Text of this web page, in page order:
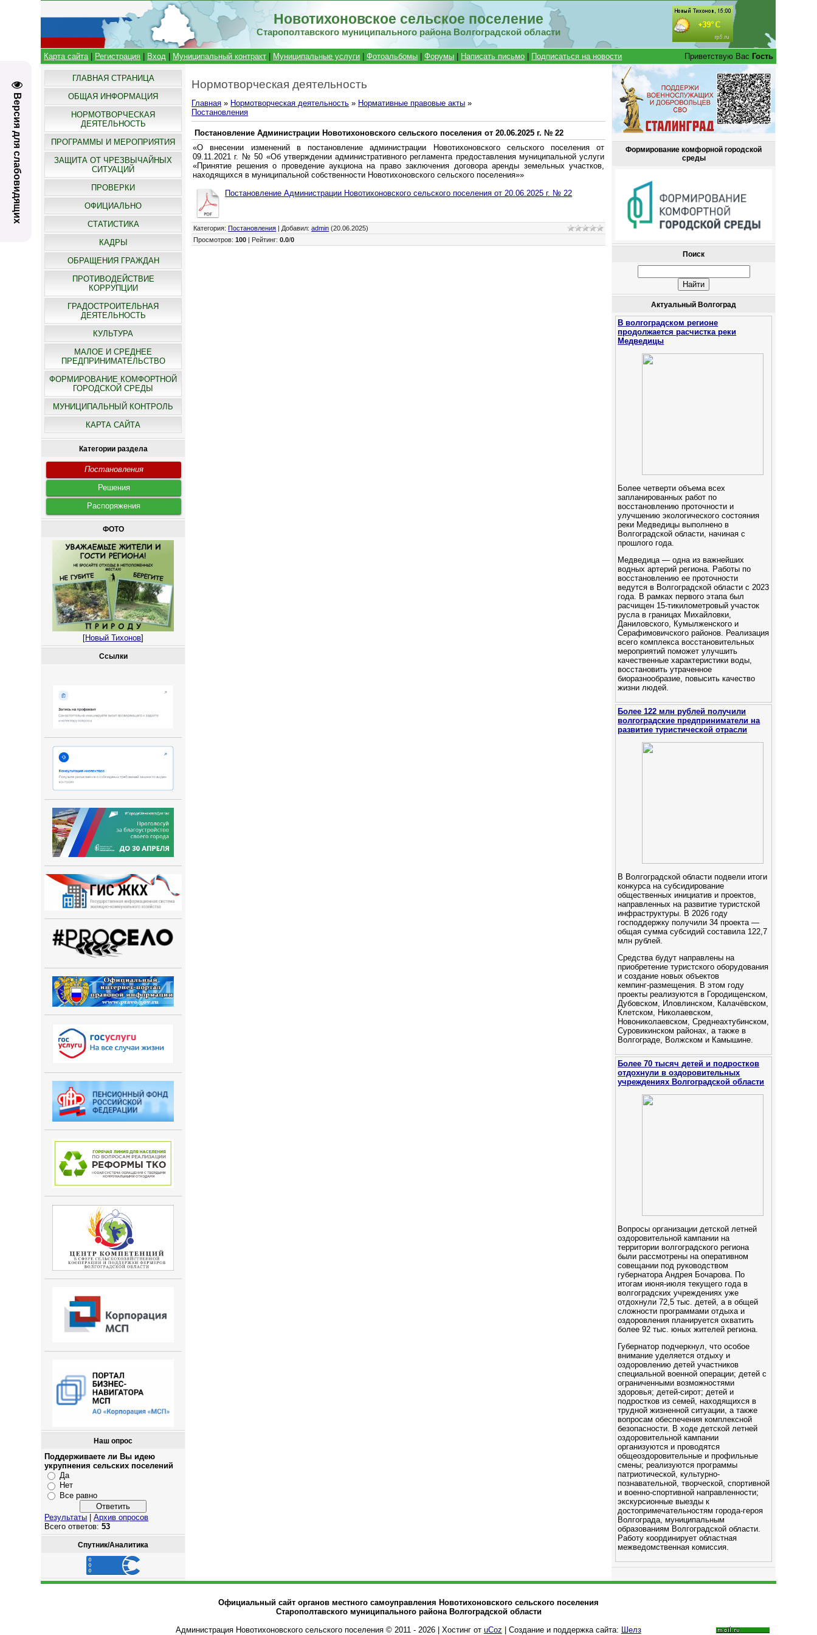
Версия для слабовидящих
Новотихоновское сельское поселение
Старополтавского муниципального района Волгоградской области
Карта сайта| Регистрация Вход Муниципальный контракт Муниципальные услуги |Фотоальбомы |Форумы Написать письмо Подписаться на новости Приветствую Вас Гость
ГЛАВНАЯ СТРАНИЦА
ОБЩАЯ ИНФОРМАЦИЯ
НОРМОТВОРЧЕСКАЯ
ДЕЯТЕЛЬНОСТЬ
ПРОГРАММЫ И МЕРОПРИЯТИЯ
ЗАЩИТА ОТ ЧРЕЗВЫЧАЙНЫХ
СИТУАЦИЙ
ПРОВЕРКИ
ОФИЦИАЛЬНО
СТАТИСТИКА
КАДРЫ
ОБРАЩЕНИЯ ГРАЖДАН
ПРОТИВОДЕЙСТВИЕ
КОРРУПЦИИ
ГРАДОСТРОИТЕЛЬНАЯ
ДЕЯТЕЛЬНОСТЬ
КУЛЬТУРА
МАЛОЕ И СРЕДНЕЕ
ПРЕДПРИНИМАТЕЛЬСТВО
ФОРМИРОВАНИЕ КОМФОРТНОЙ
ГОРОДСКОЙ СРЕДЫ
МУНИЦИПАЛЬНЫЙ КОНТРОЛЬ
КАРТА САЙТА
Категории раздела
Постановления
Решения
Распоряжения
ФОТО
[Новый Тихонов]
Ссылки
Наш опрос
Поддерживаете ли Вы идею
укрупнения сельских поселений
Да
Нет
Все равно
Результаты |Архив опросов
Всего ответов:53
Спутник/Аналитика
Нормотворческая деятельность
Главная » Нормотворческая деятельность » Нормативные правовые акты »
Постановления
Постановление Администрации Новотихоновского сельского поселения от 20.06.2025 г. № 22
«О внесении изменений в постановление администрации Новотихоновского сельского поселения от
09.11.2021 г. № 50 «Об утверждении административного регламента предоставления муниципальной услуги
«Принятие решения о проведение аукциона на право заключения договора аренды земельных участков,
находящихся в муниципальной собственности Новотихоновского сельского поселения»»
Постановление Администрации Новотихоновского сельского поселения от 20.06.2025 г. № 22
Категория: Постановления Добавил:admin (20.06.2025)
Просмотров:100 Рейтинг:0.0/0
Формирование комфорной городской
среды
Поиск
Актуальный Волгоград
В волгоградском регионе
продолжается расчистка реки
Медведицы
Более четверти объема всех
запланированных работ по
восстановлению проточности и
улучшению экологического состояния
реки Медведицы выполнено в
Волгоградской области, начиная с
прошлого года.
Медведица — одна из важнейших
водных артерий региона. Работы по
восстановлению ее проточности
ведутся в Волгоградской области с 2023
года. В рамках первого этапа был
расчищен 15-тикилометровый участок
русла в границах Михайловки,
Даниловского, Кумылженского и
Серафимовичского районов. Реализация
всего комплекса восстановительных
мероприятий поможет улучшить
качественные характеристики воды,
восстановить утраченное
биоразнообразие, повысить качество
жизни людей.
Более 122 млн рублей получили
волгоградские предприниматели на
развитие туристической отрасли
В Волгоградской области подвели итоги
конкурса на субсидирование
общественных инициатив и проектов,
направленных на развитие туристской
инфраструктуры. В 2026 году
господдержку получили 34 проекта —
общая сумма субсидий составила 122,7
млн рублей.
Средства будут направлены на
приобретение туристского оборудования
и создание новых объектов
кемпинг‑размещения. В этом году
проекты реализуются в Городищенском,
Дубовском, Иловлинском, Калачёвском,
Клетском, Николаевском,
Новониколаевском, Среднеахтубинском,
Суровикинском районах, а также в
Волгограде, Волжском и Камышине.
Более 70 тысяч детей и подростков
отдохнули в оздоровительных
учреждениях Волгоградской области
Вопросы организации детской летней
оздоровительной кампании на
территории волгоградского региона
были рассмотрены на оперативном
совещании под руководством
губернатора Андрея Бочарова. По
итогам июня-июля текущего года в
волгоградских учреждениях уже
отдохнули 72,5 тыс. детей, а в общей
сложности программами отдыха и
оздоровления планируется охватить
более 92 тыс. юных жителей региона.
Губернатор подчеркнул, что особое
внимание уделяется отдыху и
оздоровлению детей участников
специальной военной операции; детей с
ограниченными возможностями
здоровья; детей-сирот; детей и
подростков из семей, находящихся в
трудной жизненной ситуации, а также
вопросам обеспечения комплексной
безопасности. В ходе детской летней
оздоровительной кампании
организуются и проводятся
общеоздоровительные и профильные
смены; реализуются программы
патриотической, культурно-
познавательной, творческой, спортивной
и военно-спортивной направленности;
экскурсионные выезды к
достопримечательностям города-героя
Волгограда, муниципальным
образованиям Волгоградской области.
Работу координирует областная
межведомственная комиссия.
Официальный сайт органов местного самоуправления Новотихоновского сельского поселения
Старополтавского муниципального района Волгоградской области
Администрация Новотихоновского сельского поселения © 2011 - 2026| Хостинг от uCoz | Создание и поддержка сайта: Шелз